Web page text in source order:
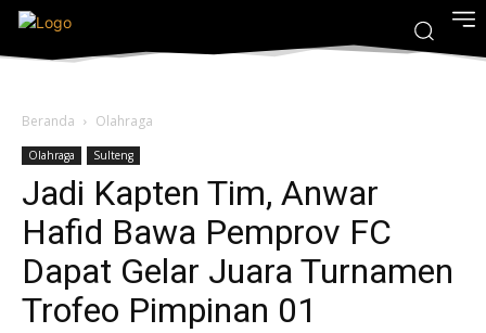
Beranda Olahraga
Olahraga Sulteng
Jadi Kapten Tim, Anwar
Hafid Bawa Pemprov FC
Dapat Gelar Juara Turnamen
Trofeo Pimpinan 01